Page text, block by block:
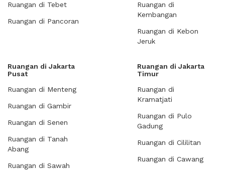
Ruangan di Tebet
Ruangan di Pancoran
Ruangan di
Kembangan
Ruangan di Kebon
Jeruk
Ruangan di Jakarta
Pusat
Ruangan di Menteng
Ruangan di Gambir
Ruangan di Senen
Ruangan di Tanah
Abang
Ruangan di Sawah
Ruangan di Jakarta
Timur
Ruangan di
Kramatjati
Ruangan di Pulo
Gadung
Ruangan di Cililitan
Ruangan di Cawang